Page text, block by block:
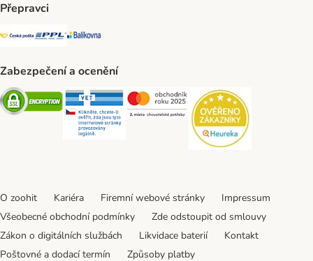
Přepravci
Česká pošta Shipping Method
PPL Shipping Method
Balíkovna Shipping Method
Zabezpečení a ocenění
Security Security Security
O zoohit Kariéra Firemní webové stránky
Impressum
Všeobecné obchodní podmínky
Zde odstoupit od smlouvy
Zákon o digitálních službách
Likvidace baterií
Kontakt
Poštovné a dodací termín
Způsoby platby